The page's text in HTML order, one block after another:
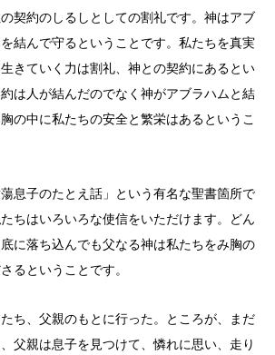
契約のしるしとしての割礼です。神はアブ
結んで守るということです。私たちを真実
きていく力は割礼、神との契約にあるとい
は人が結んだのでなく神がアブラハムと結
の中に私たちの安全と繁栄はあるというこ
息子のたとえ話」という有名な聖書箇所で
ちはいろいろな使信をいただけます。どん
に落ち込んでも父なる神は私たちをみ胸の
るということです。
ち、父親のもとに行った。ところが、まだ
父親は息子を見つけて、憐れに思い、走り